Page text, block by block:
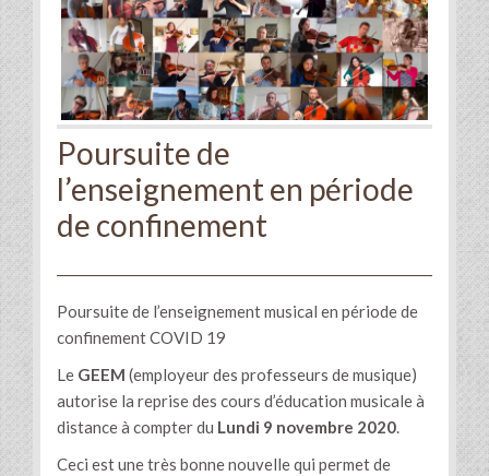
Poursuite de
l’enseignement en période
de confinement
Poursuite de l’enseignement musical en période de
confinement COVID 19
Le GEEM (employeur des professeurs de musique)
autorise la reprise des cours d’éducation musicale à
distance à compter du Lundi 9 novembre 2020.
Ceci est une très bonne nouvelle qui permet de